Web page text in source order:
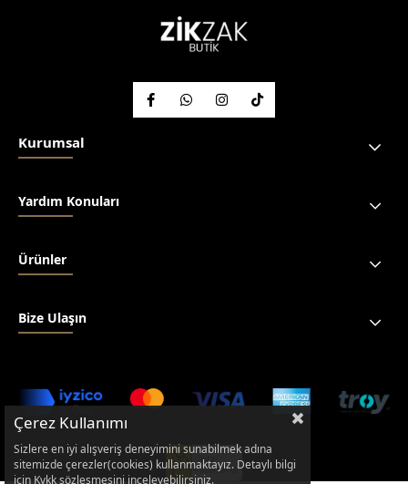
Kurumsal
Yardım Konuları
Ürünler
Bize Ulaşın
Çerez Kullanımı
Sizlere en iyi alışveriş deneyimini sunabilmek adına
sitemizde çerezler(cookies) kullanmaktayız. Detaylı bilgi
için Kvkk sözleşmesini inceleyebilirsiniz.